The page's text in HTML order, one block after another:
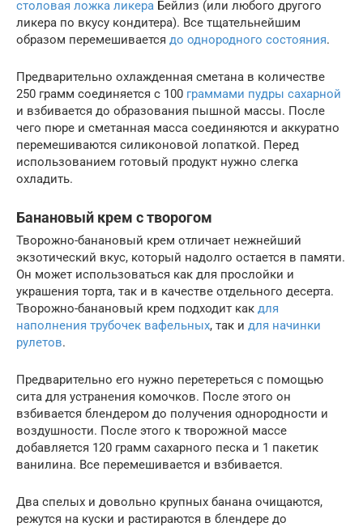
столовая ложка ликера Бейлиз (или любого другого
ликера по вкусу кондитера). Все тщательнейшим
образом перемешивается до однородного состояния.
Предварительно охлажденная сметана в количестве
250 грамм соединяется с 100 граммами пудры сахарной
и взбивается до образования пышной массы. После
чего пюре и сметанная масса соединяются и аккуратно
перемешиваются силиконовой лопаткой. Перед
использованием готовый продукт нужно слегка
охладить.
Банановый крем с творогом
Творожно-банановый крем отличает нежнейший
экзотический вкус, который надолго остается в памяти.
Он может использоваться как для прослойки и
украшения торта, так и в качестве отдельного десерта.
Творожно-банановый крем подходит как для
наполнения трубочек вафельных, так и для начинки
рулетов.
Предварительно его нужно перетереться с помощью
сита для устранения комочков. После этого он
взбивается блендером до получения однородности и
воздушности. После этого к творожной массе
добавляется 120 грамм сахарного песка и 1 пакетик
ванилина. Все перемешивается и взбивается.
Два спелых и довольно крупных банана очищаются,
режутся на куски и растираются в блендере до